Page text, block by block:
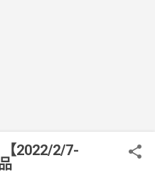
2022/2/7-